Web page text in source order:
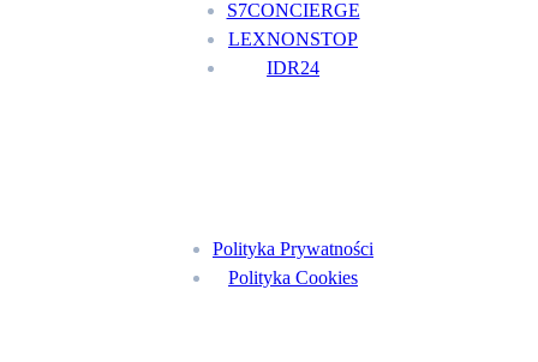
S7CONCIERGE
LEXNONSTOP
IDR24
Polityka Prywatności
Polityka Cookies